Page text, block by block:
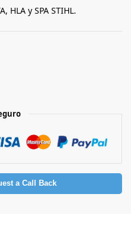
HLA y SPA STIHL.
a Call Back